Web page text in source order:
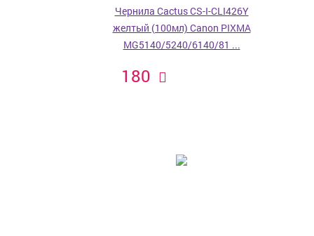
Чернила Cactus CS-I-CLI426Y
желтый (100мл) Canon PIXMA
MG5140/5240/6140/81 ...
180